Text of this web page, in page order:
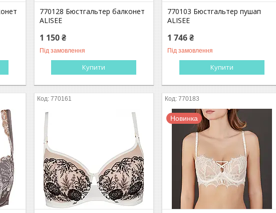
770128 Бюстгальтер балконет
ALISEE
1 150 ₴
Під замовлення
Купити
770103 Бюстгальтер пушап
ALISEE
1 746 ₴
Під замовлення
Купити
770161 770183
Новинка